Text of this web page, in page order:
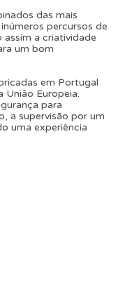
das mais
percursos de
a criatividade
um bom
em Portugal
União Europeia.
para
a supervisão por um
uma experiência